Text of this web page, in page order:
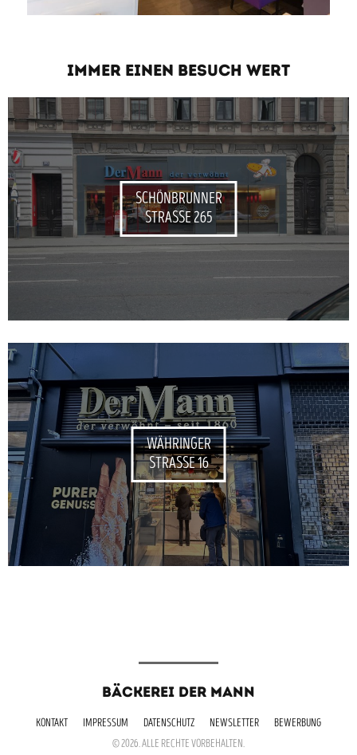
IMMER EINEN BESUCH WERT
SCHÖNBRUNNER
STRASSE 265
WÄHRINGER
STRASSE 16
BÄCKEREI DER MANN
KONTAKT IMPRESSUM DATENSCHUTZ NEWSLETTER
BEWERBUNG
© 2026. ALLE RECHTE VORBEHALTEN.